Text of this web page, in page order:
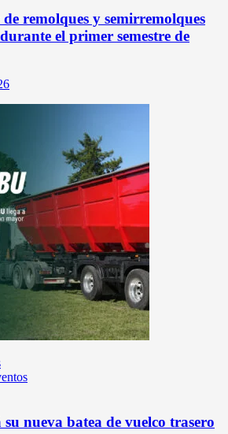
remolques y semirremolques
el primer semestre de
nueva batea de vuelco trasero